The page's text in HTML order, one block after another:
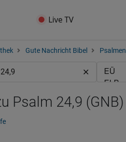
Live TV
Gute Nachricht Bibel Psalmen
Psalm 24,9 (GNB)